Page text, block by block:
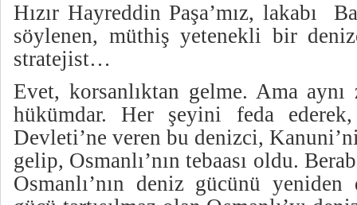
Hızır Hayreddin Paşa’mız, lakabı
söylenen, müthiş yetenekli bir
stratejist…
Evet, korsanlıktan gelme. Ama aynı
hükümdar. Her şeyini feda ederek,
Devleti’ne veren bu denizci,
gelip, Osmanlı’nın tebaası oldu.
Osmanlı’nın deniz gücünü